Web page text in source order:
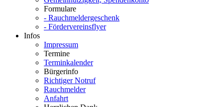
Formulare
- Rauchmeldergeschenk
- Fördervereinsflyer
Infos
Impressum
Termine
Terminkalender
Bürgerinfo
Richtiger Notruf
Rauchmelder
Anfahrt